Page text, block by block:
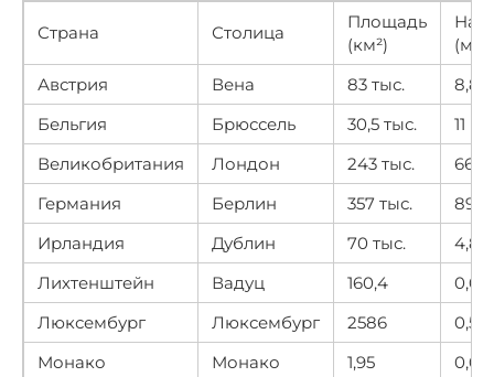
Страна Столица
Площадь
(км²)
Австрия
Вена 83 тыс.
8,8
Бельгия
Брюссель 30,5 тыс.
11
Великобритания
Лондон 243 тыс.
66
Германия
Берлин 357 тыс.
89,7
Ирландия
Дублин 70 тыс.
4,8
Лихтенштейн
Вадуц 160,4
Люксембург
Люксембург 2586
Монако
Монако 1,95